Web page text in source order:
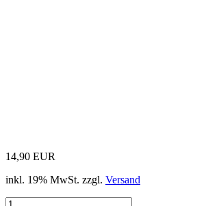
14,90 EUR
inkl. 19% MwSt. zzgl. Versand